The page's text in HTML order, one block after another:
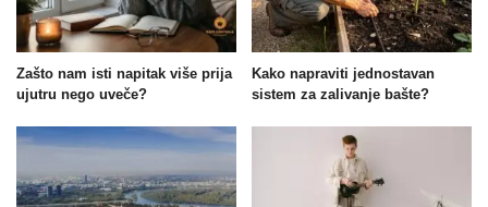
Zašto nam isti napitak više prija
ujutru nego uveče?
Kako napraviti jednostavan
sistem za zalivanje bašte?